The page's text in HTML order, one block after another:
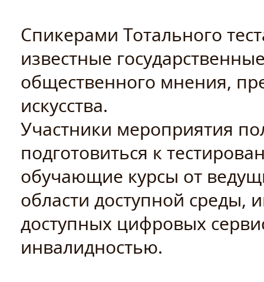
Спикерами Тотального
известные
общественного мнения,
искусства.
Участники мероприятия
подготовиться к
обучающие курсы от
области доступной среды,
доступных цифровых
инвалидностью.